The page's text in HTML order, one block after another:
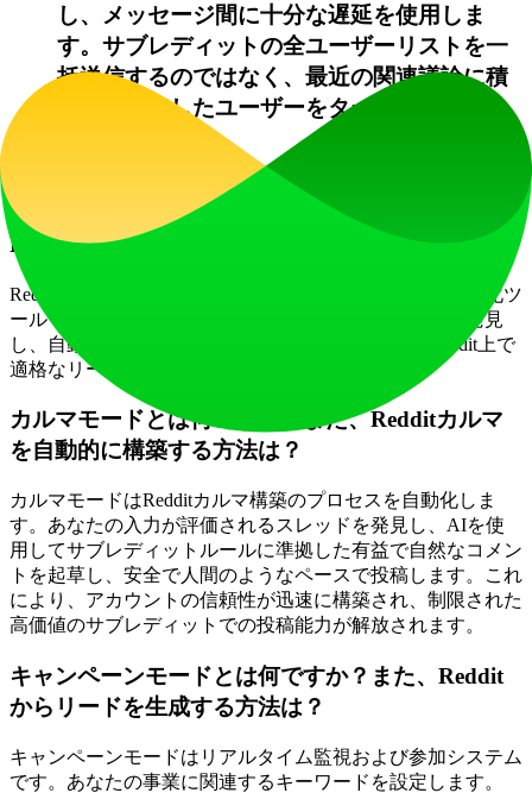
し、メッセージ間に十分な遅延を使用しま
す。サブレディットの全ユーザーリストを一
括送信するのではなく、最近の関連議論に積
極的に参加したユーザーをターゲットしま
RedditMasterとは？
RedditMasterは、AIを活用したRedditマーケティング自動化ツ
ールであり、企業がカルマを構築し、関連する会話を発見
し、自動化されたルールに準拠した参加を通じてReddit上で
適格なリードを生成することを支援します。
カルマモードとは何ですか？また、Redditカルマ
を自動的に構築する方法は？
カルマモードはRedditカルマ構築のプロセスを自動化しま
す。あなたの入力が評価されるスレッドを発見し、AIを使
用してサブレディットルールに準拠した有益で自然なコメン
トを起草し、安全で人間のようなペースで投稿します。これ
により、アカウントの信頼性が迅速に構築され、制限された
高価値のサブレディットでの投稿能力が解放されます。
キャンペーンモードとは何ですか？また、Reddit
からリードを生成する方法は？
キャンペーンモードはリアルタイム監視および参加システム
です。あなたの事業に関連するキーワードを設定します。